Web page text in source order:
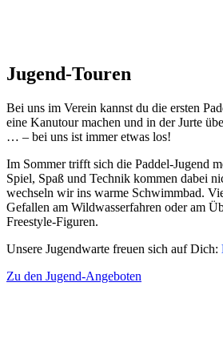
Jugend-Touren
Bei uns im Verein kannst du die ersten
eine Kanutour machen und in der Jurte
… – bei uns ist immer etwas los!
Im Sommer trifft sich die Paddel-Jugend
Spiel, Spaß und Technik kommen dabei
wechseln wir ins warme Schwimmbad.
Gefallen am Wildwasserfahren oder am
Freestyle-Figuren.
Unsere Jugendwarte freuen sich auf Dich:
Zu den Jugend-Angeboten